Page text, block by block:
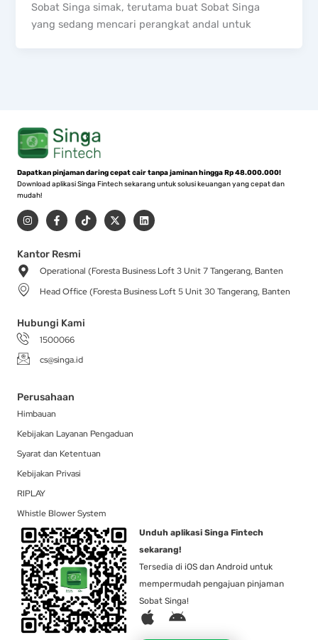
Sobat Singa simak, terutama buat Sobat Singa
yang sedang mencari perangkat andal untuk
Dapatkan pinjaman daring cepat cair tanpa jaminan hingga Rp 48.000.000!
Download aplikasi Singa Fintech sekarang untuk solusi keuangan yang cepat dan
mudah!
I
n
s
a
g
r
a
m
F
a
c
b
o
-
T
i
k
X
-
t
t
r
L
i
n
i
Kantor Resmi
Operational (Foresta Business Loft 3 Unit 7 Tangerang, Banten
Head Office (Foresta Business Loft 5 Unit 30 Tangerang, Banten
Hubungi Kami
1500066
cs@singa.id
Perusahaan
Himbauan
Kebijakan Layanan Pengaduan
Syarat dan Ketentuan
Kebijakan Privasi
RIPLAY
Whistle Blower System
Unduh aplikasi Singa Fintech
sekarang!
Tersedia di iOS dan Android untuk
mempermudah pengajuan pinjaman
Sobat Singa!
A
A